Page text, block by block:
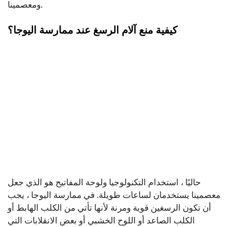
ومعصمينا.
كيفية منع آلام الرسغ عند ممارسة اليوجا؟
حاليًا ، استخدام التكنولوجيا ولوحة المفاتيح هو الذي جعل
معصمينا يستخدمان لساعات طويلة. في ممارسة اليوجا ، يجب
أن تكون الرسغين قوية ومرنة لأنها تأتي من الكلب الهابط أو
الكلب الصاعد أو اللوح الخشبي أو بعض الانقلابات التي